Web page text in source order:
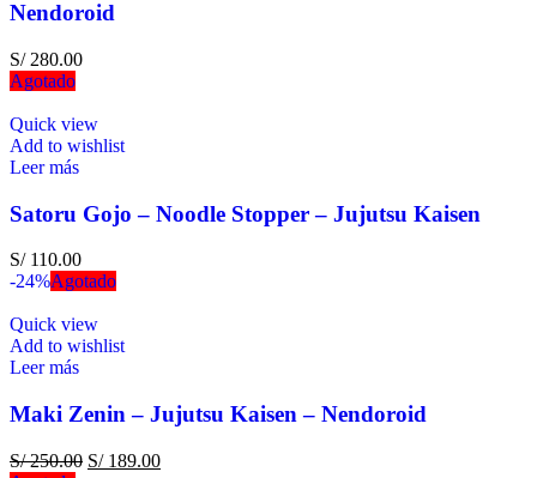
Nendoroid
S/280.00
Agotado
Quick view
Add to wishlist
Leer más
Satoru Gojo – Noodle Stopper – Jujutsu Kaisen
S/110.00
-24%Agotado
Quick view
Add to wishlist
Leer más
Maki Zenin – Jujutsu Kaisen – Nendoroid
S/250.00 S/189.00